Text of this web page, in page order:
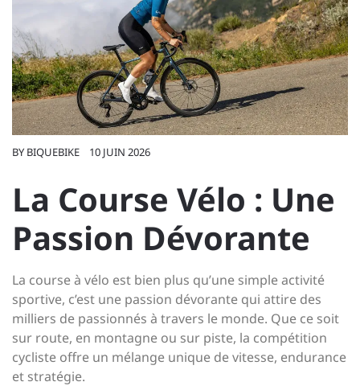
BY BIQUEBIKE 10 JUIN 2026
La Course Vélo : Une
Passion Dévorante
La course à vélo est bien plus qu’une simple activité
sportive, c’est une passion dévorante qui attire des
milliers de passionnés à travers le monde. Que ce soit
sur route, en montagne ou sur piste, la compétition
cycliste offre un mélange unique de vitesse, endurance
et stratégie.